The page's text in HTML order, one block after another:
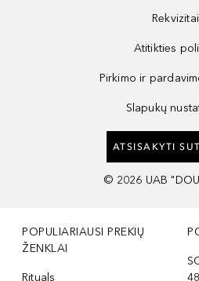
Rekvizitai
Atitikties
Pirkimo ir
Slapukų
ATSISAKYTI
© 2026 UAB
POPULIARIAUSI PREKIŲ
ŽENKLAI
Rituals
48